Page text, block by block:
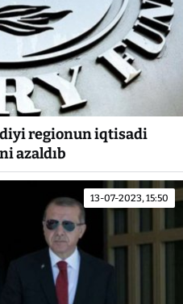
regionun iqtisadi
azaldıb
13-07-2023, 15:50